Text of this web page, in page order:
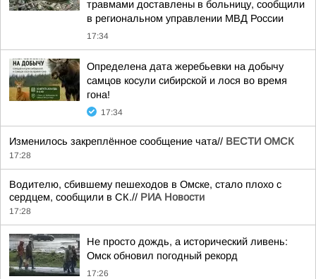
травмами доставлены в больницу, сообщили
в региональном управлении МВД России
17:34
Определена дата жеребьевки на добычу
самцов косули сибирской и лося во время
гона!
17:34
Изменилось закреплённое сообщение чата// ВЕСТИ ОМСК
17:28
Водителю, сбившему пешеходов в Омске, стало плохо с
сердцем, сообщили в СК.// РИА Новости
17:28
Не просто дождь, а исторический ливень:
Омск обновил погодный рекорд
17:26